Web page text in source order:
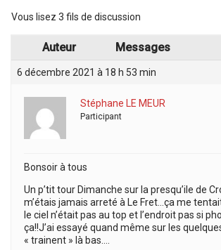
Vous lisez 3 fils de discussion
Auteur Messages
6 décembre 2021 à 18 h 53 min
Stéphane LE MEUR
Participant
Bonsoir à tous
Un p’tit tour Dimanche sur la presqu’ile de
m’étais jamais arreté à Le Fret…ça me
le ciel n’était pas au top et l’endroit pas si
ça!!J’ai essayé quand même sur les
« trainent » là bas….